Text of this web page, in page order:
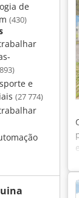
de
(430)
e
(27 774)